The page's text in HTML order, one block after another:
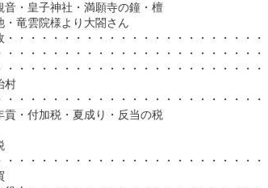
皇子神社・満願寺の鐘・檀
雲院様より大閤さん
・・・・・・・・・・・・・・・・・・・・・・
・・・・・・・・・・・・・・・・・・・・・・
・・・・・・・・・・・・・・・・・・・・・・
・・・・・・・・・・・・・・・・・・・・・・・
・付加税・夏成り・反当の税
・・・・・・・・・・・・・・・・・・・・・・・